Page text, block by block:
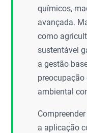
químicos,
avançada.
como
sustentável
a gestão
preocupação
ambiental
a aplicação